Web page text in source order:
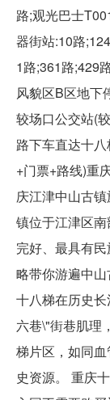
路;观光巴士
器街站:10路
1路;361路;429
风貌区B区地下
较场口公交站(
路下车直达十
+门票+路线)重
庆江津中山古
镇位于江津区
完好、最具有
略带你游遍中
十八梯在历史
六巷\"街巷肌理
梯片区，如同
史资源。 重庆